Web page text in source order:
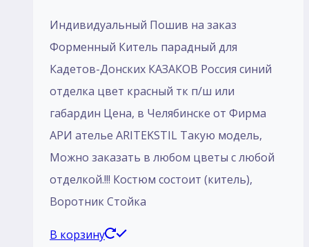
Индивидуальный Пошив на заказ
Форменный Китель парадный для
Кадетов-Донских КАЗАКОВ Россия синий
отделка цвет красный тк п/ш или
габардин Цена, в Челябинске от Фирма
АРИ ателье ARITEKSTIL Такую модель,
Mожно заказать в любом цветы с любой
отделкой.!!! Костюм состоит (китель),
Воротник Стойка
В корзину